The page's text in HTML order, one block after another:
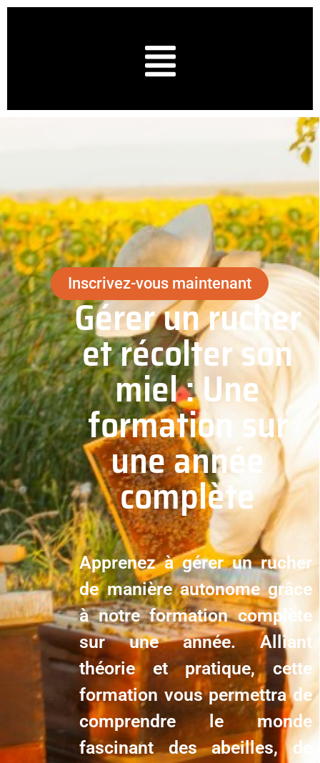
Inscrivez-vous maintenant
Gérer un rucher
et récolter son
miel : Une
formation sur
une année
complète
Apprenez à gérer un rucher
de manière autonome grâce
à notre formation complète
sur une année. Alliant
théorie et pratique, cette
formation vous permettra de
comprendre le monde
fascinant des abeilles, de